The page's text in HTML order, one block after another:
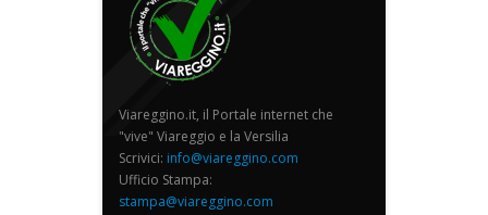
Viareggino.it, il Portale internet che
"vive" Viareggio e la Versilia
Scrivici: info@viareggino.com
Ufficio Stampa:
stampa@viareggino.com